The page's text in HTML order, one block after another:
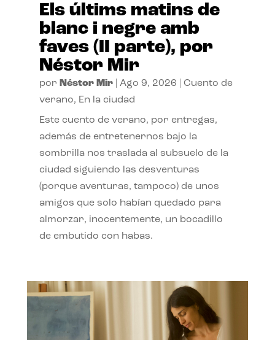
Els últims matins de
blanc i negre amb
faves (II parte), por
Néstor Mir
por Néstor Mir| Ago 9, 2026
Cuento de
verano, En la ciudad
Este cuento de verano, por entregas,
además de entretenernos bajo la
sombrilla nos traslada al subsuelo de la
ciudad siguiendo las desventuras
(porque aventuras, tampoco) de unos
amigos que solo habían quedado para
almorzar, inocentemente, un bocadillo
de embutido con habas.